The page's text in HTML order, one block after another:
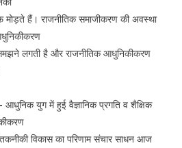
मोड़ते हैं। राजनीतिक समाजीकरण की अवस्था
लगती है और राजनीतिक आधुनिकीकरण
आधुनिक युग में हुई वैज्ञानिक प्रगति व शैक्षिक
विकास का परिणाम संचार साधन आज